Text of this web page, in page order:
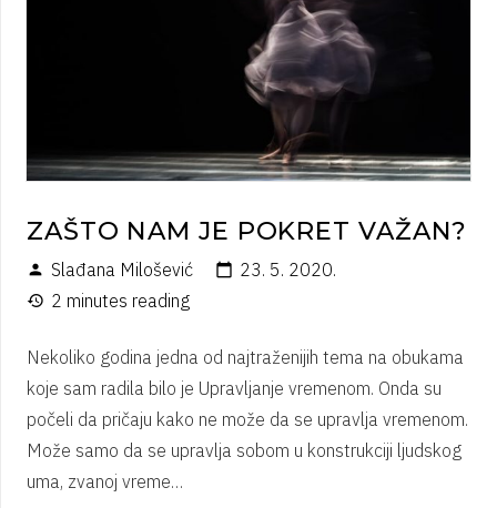
ZAŠTO NAM JE POKRET VAŽAN?
person Slađana Milošević calendar_today 23. 5. 2020.
history 2 minutes reading
Nekoliko godina jedna od najtraženijih tema na obukama
koje sam radila bilo je Upravljanje vremenom. Onda su
počeli da pričaju kako ne može da se upravlja vremenom.
Može samo da se upravlja sobom u konstrukciji ljudskog
uma, zvanoj vreme…